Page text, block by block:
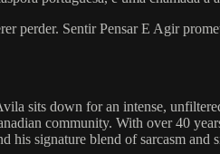
Sentir Pensar E Agir
sits down for an intense,
community. With over 40
his signature blend of sarcasm and